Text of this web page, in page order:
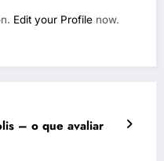
Edit your Profile now.
– o que avaliar